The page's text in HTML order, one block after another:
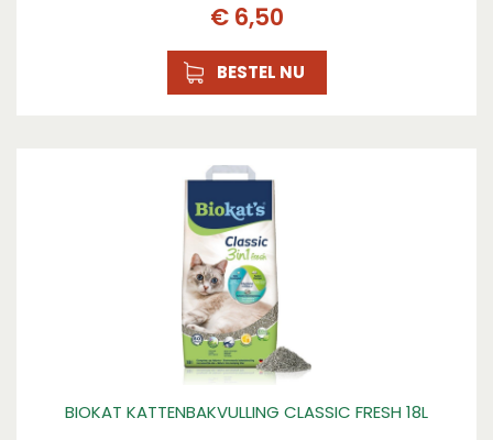
€ 6,50
BESTEL NU
BIOKAT KATTENBAKVULLING CLASSIC FRESH 18L